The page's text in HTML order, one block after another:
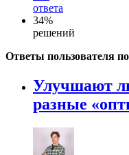
ответа
34%
решений
Ответы пользователя по
Улучшают
разные